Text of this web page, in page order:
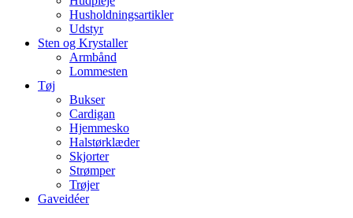
Husholdningsartikler
Udstyr
Sten og Krystaller
Armbånd
Lommesten
Tøj
Bukser
Cardigan
Hjemmesko
Halstørklæder
Skjorter
Strømper
Trøjer
Gaveidéer